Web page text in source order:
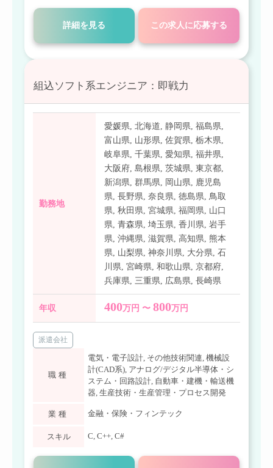
詳細を見る この求人に応募する
組込ソフト系エンジニア：即戦力
勤務地
愛媛県,北海道,静岡県,福島県,
富山県, 山形県,佐賀県,栃木県,
岐阜県,千葉県,愛知県,福井県,
大阪府,島根県,茨城県,東京都,
新潟県,群馬県, 岡山県, 鹿児島
県,長野県,奈良県,徳島県,鳥取
県,秋田県,宮城県,福岡県, 山口
県,青森県,埼玉県,香川県,岩手
県,沖縄県,滋賀県, 高知県,熊本
県, 山梨県,神奈川県, 大分県,石
川県,宮崎県,和歌山県,京都府,
兵庫県,三重県, 広島県,長崎県
年収 400万円 〜800万円
派遣会社
職種
電気・電子設計, その他技術関連, 機械設
計(CAD系), アナログ/デジタル半導体・シ
ステム・回路設計, 自動車・建機・輸送機
器, 生産技術・生産管理・プロセス開発
業種 金融・保険・フィンテック
スキル C, C++, C#